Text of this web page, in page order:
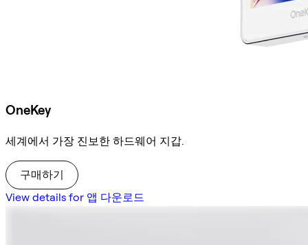
OneKey
세계에서 가장 진보한 하드웨어 지갑.
구매하기
View details for 앱 다운로드